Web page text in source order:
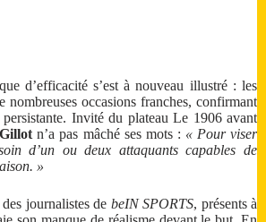
d’efficacité s’est à nouveau illustré : les
nombreuses occasions franches, confirmant
Invité du plateau Le 1906 avant
n’a pas mâché ses mots : « Pour viser
d’un ou deux attaquants capables de
»
journalistes de beIN SPORTS, présents à